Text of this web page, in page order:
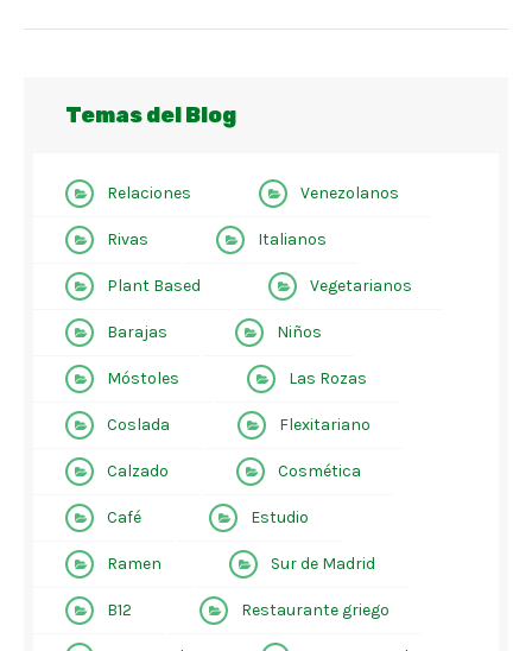
Temas del Blog
Relaciones Venezolanos
Rivas Italianos
Plant Based Vegetarianos
Barajas Niños
Móstoles Las Rozas
Coslada Flexitariano
Calzado Cosmética
Café Estudio
Ramen Sur de Madrid
B12 Restaurante griego